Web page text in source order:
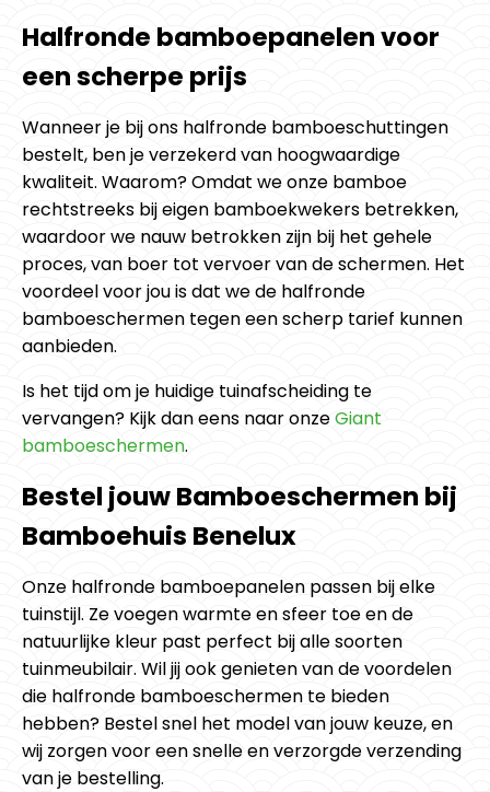
Halfronde bamboepanelen voor
een scherpe prijs
Wanneer je bij ons halfronde bamboeschuttingen
bestelt, ben je verzekerd van hoogwaardige
kwaliteit. Waarom? Omdat we onze bamboe
rechtstreeks bij eigen bamboekwekers betrekken,
waardoor we nauw betrokken zijn bij het gehele
proces, van boer tot vervoer van de schermen. Het
voordeel voor jou is dat we de halfronde
bamboeschermen tegen een scherp tarief kunnen
aanbieden.
Is het tijd om je huidige tuinafscheiding te
vervangen? Kijk dan eens naar onzeGiant
bamboeschermen.
Bestel jouw Bamboeschermen bij
Bamboehuis Benelux
Onze halfronde bamboepanelen passen bij elke
tuinstijl. Ze voegen warmte en sfeer toe en de
natuurlijke kleur past perfect bij alle soorten
tuinmeubilair. Wil jij ook genieten van de voordelen
die halfronde bamboeschermen te bieden
hebben? Bestel snel het model van jouw keuze, en
wij zorgen voor een snelle en verzorgde verzending
van je bestelling.